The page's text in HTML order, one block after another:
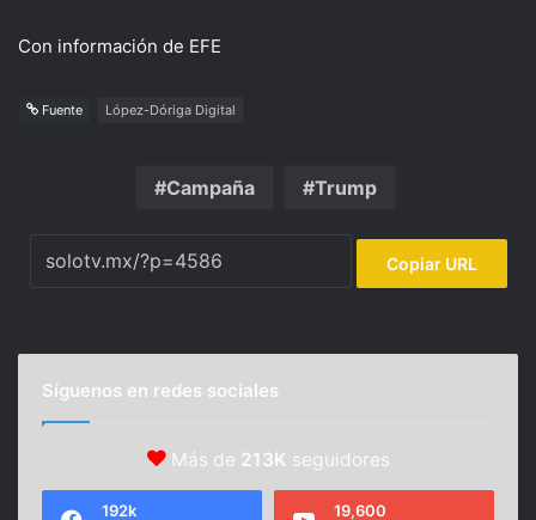
Con información de EFE
Fuente López-Dóriga Digital
Campaña Trump
Copiar URL
Síguenos en redes sociales
Más de 213K seguidores
192k 19,600